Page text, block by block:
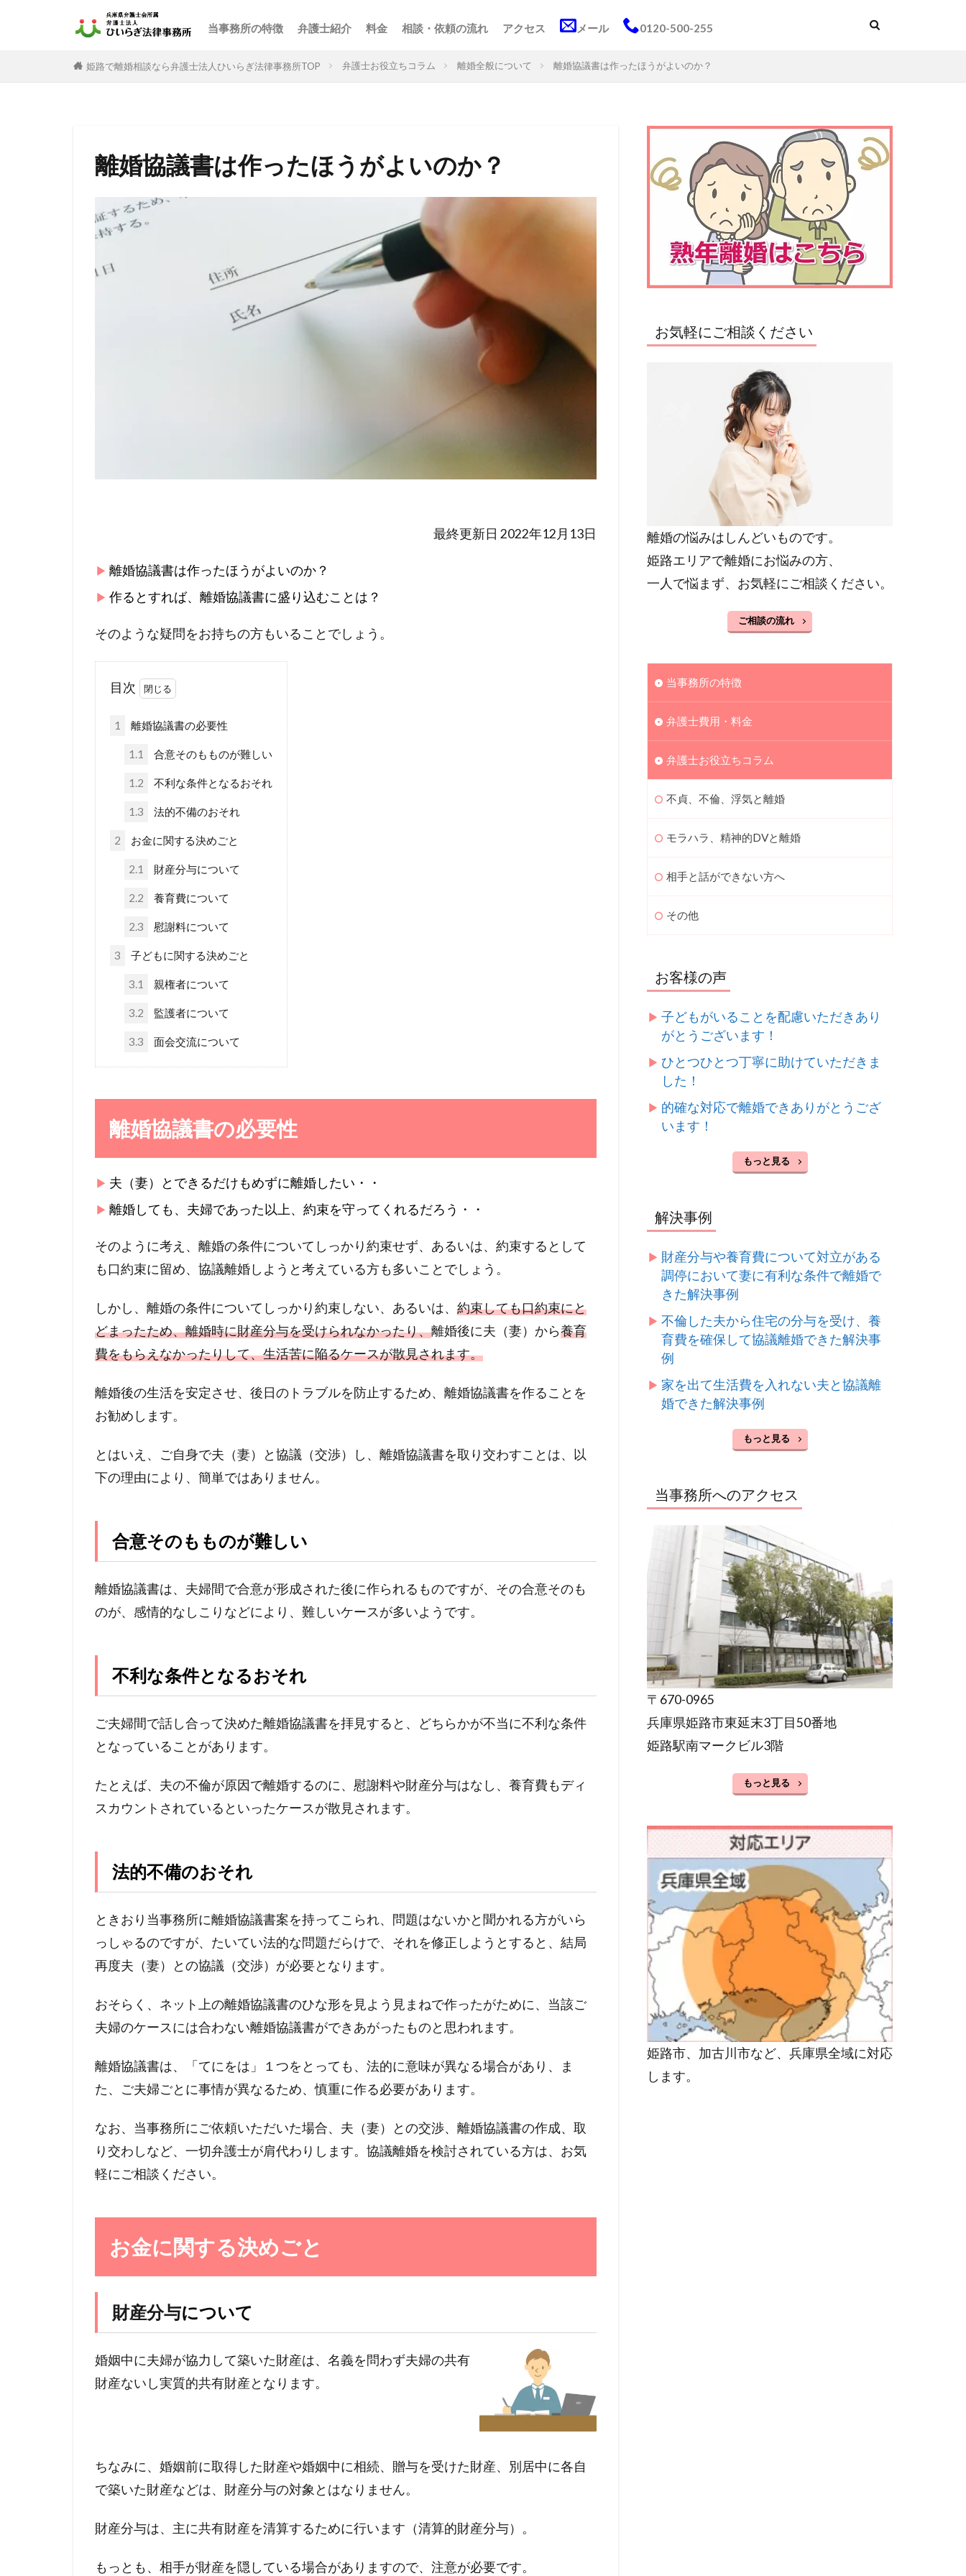
当事務所の特徴 弁護士紹介 料金 相談・依頼の流れ アクセス メール 0120-500-255
姫路で離婚相談なら弁護士法人ひいらぎ法律事務所TOP 弁護士お役立ちコラム 離婚全般について 離婚協議書は作ったほうがよいのか？
離婚協議書は作ったほうがよいのか？
最終更新日 2022年12月13日
離婚協議書は作ったほうがよいのか？
作るとすれば、離婚協議書に盛り込むことは？
そのような疑問をお持ちの方もいることでしょう。
目次
1 離婚協議書の必要性
1.1 合意そのもものが難しい
1.2 不利な条件となるおそれ
1.3 法的不備のおそれ
2 お金に関する決めごと
2.1 財産分与について
2.2 養育費について
2.3 慰謝料について
3 子どもに関する決めごと
3.1 親権者について
3.2 監護者について
3.3 面会交流について
離婚協議書の必要性
夫（妻）とできるだけもめずに離婚したい・・
離婚しても、夫婦であった以上、約束を守ってくれるだろう・・
そのように考え、離婚の条件についてしっかり約束せず、あるいは、約束するとして
も口約束に留め、協議離婚しようと考えている方も多いことでしょう。
しかし、離婚の条件についてしっかり約束しない、あるいは、 約束しても口約束にと
どまったため、離婚時に財産分与を受けられなかったり、離婚後に夫（妻）から養育
費をもらえなかったりして、生活苦に陥るケースが散見されます。
離婚後の生活を安定させ、後日のトラブルを防止するため、離婚協議書を作ることを
お勧めします。
とはいえ、ご自身で夫（妻）と協議（交渉）し、離婚協議書を取り交わすことは、以
下の理由により、簡単ではありません。
合意そのもものが難しい
離婚協議書は、夫婦間で合意が形成された後に作られるものですが、その合意そのも
のが、感情的なしこりなどにより、難しいケースが多いようです。
不利な条件となるおそれ
ご夫婦間で話し合って決めた離婚協議書を拝見すると、どちらかが不当に不利な条件
となっていることがあります。
たとえば、夫の不倫が原因で離婚するのに、慰謝料や財産分与はなし、養育費もディ
スカウントされているといったケースが散見されます。
法的不備のおそれ
ときおり当事務所に離婚協議書案を持ってこられ、問題はないかと聞かれる方がいら
っしゃるのですが、たいてい法的な問題だらけで、それを修正しようとすると、結局
再度夫（妻）との協議（交渉）が必要となります。
おそらく、ネット上の離婚協議書のひな形を見よう見まねで作ったがために、当該ご
夫婦のケースには合わない離婚協議書ができあがったものと思われます。
離婚協議書は、「てにをは」１つをとっても、法的に意味が異なる場合があり、ま
た、ご夫婦ごとに事情が異なるため、慎重に作る必要があります。
なお、当事務所にご依頼いただいた場合、夫（妻）との交渉、離婚協議書の作成、取
り交わしなど、一切弁護士が肩代わりします。協議離婚を検討されている方は、お気
軽にご相談ください。
お金に関する決めごと
財産分与について
婚姻中に夫婦が協力して築いた財産は、名義を問わず夫婦の共有
財産ないし実質的共有財産となります。
ちなみに、婚姻前に取得した財産や婚姻中に相続、贈与を受けた財産、別居中に各自
で築いた財産などは、財産分与の対象とはなりません。
財産分与は、主に共有財産を清算するために行います（清算的財産分与）。
もっとも、相手が財産を隠している場合がありますので、注意が必要です。
お気軽にご相談ください
離婚の悩みはしんどいものです。
姫路エリアで離婚にお悩みの方、
一人で悩まず、お気軽にご相談ください。
ご相談の流れ
当事務所の特徴
弁護士費用・料金
弁護士お役立ちコラム
不貞、不倫、浮気と離婚
モラハラ、精神的DVと離婚
相手と話ができない方へ
その他
お客様の声
子どもがいることを配慮いただきあり
がとうございます！
ひとつひとつ丁寧に助けていただきま
した！
的確な対応で離婚できありがとうござ
います！
もっと見る
解決事例
財産分与や養育費について対立がある
調停において妻に有利な条件で離婚で
きた解決事例
不倫した夫から住宅の分与を受け、養
育費を確保して協議離婚できた解決事
例
家を出て生活費を入れない夫と協議離
婚できた解決事例
もっと見る
当事務所へのアクセス
〒670-0965
兵庫県姫路市東延末3丁目50番地
姫路駅南マークビル3階
もっと見る
姫路市、加古川市など、兵庫県全域に対応
します。